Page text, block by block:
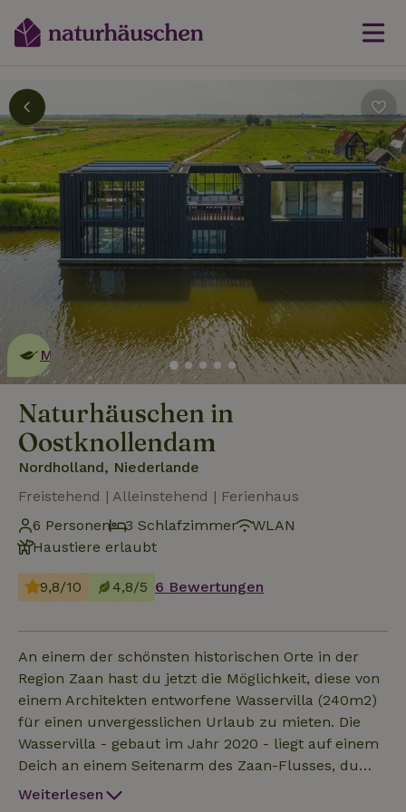
Dies ist ein
umweltschonendes
Naturhäuschen
Mehr erfahren
Naturhäuschen in
Oostknollendam
Nordholland, Niederlande
Freistehend | Alleinstehend | Ferienhaus
6 Personen
3 Schlafzimmer
WLAN
Haustiere erlaubt
9,8/10 4,8/5 6 Bewertungen
An einem der schönsten historischen Orte in der
Region Zaan hast du jetzt die Möglichkeit, diese von
einem Architekten entworfene Wasservilla (240m2)
für einen unvergesslichen Urlaub zu mieten. Die
Wasservilla - gebaut im Jahr 2020 - liegt auf einem
Deich an einem Seitenarm des Zaan-Flusses, du
kannst direkt ins Naturschutzgebiet fahren!
Weiterlesen